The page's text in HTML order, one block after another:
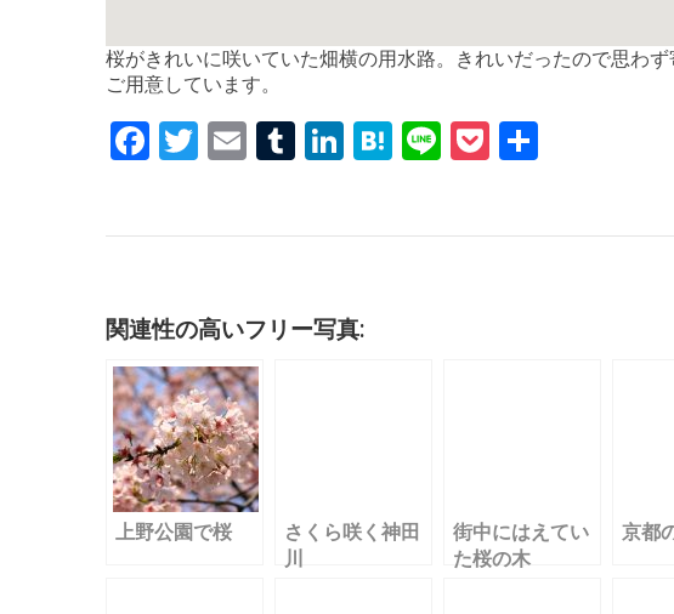
桜がきれいに咲いていた畑横の用水路。きれいだったので思わず
ご用意しています。
F
o
o
k
T E T Li
n
H Li P
関連性の高いフリー写真:
上野公園で桜
さくら咲く神田
川
街中にはえてい
た桜の木
京都